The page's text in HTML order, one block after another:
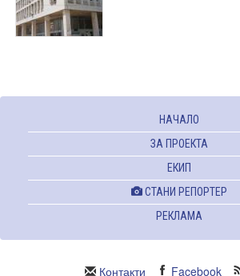
НАЧАЛО
ЗА ПРОЕКТА
ЕКИП
СТАНИ РЕПОРТЕР
РЕКЛАМА
Контакти Facebook